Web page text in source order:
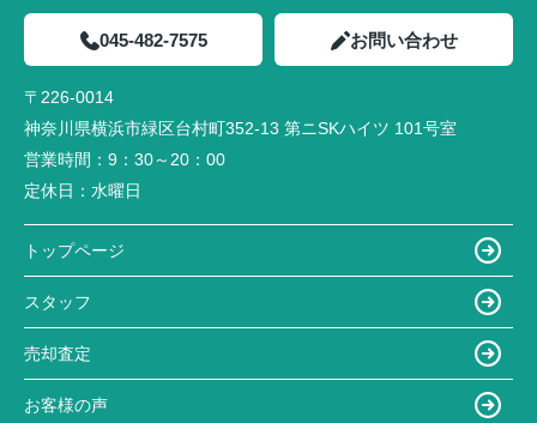
045-482-7575 お問い合わせ
〒226-0014
神奈川県横浜市緑区台村町352-13 第ニSKハイツ 101号室
営業時間： 9：30～20：00
定休日： 水曜日
トップページ
スタッフ
売却査定
お客様の声